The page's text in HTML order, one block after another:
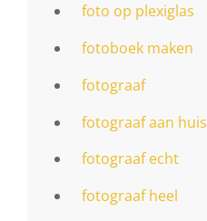
foto op plexiglas
fotoboek maken
fotograaf
fotograaf aan huis
fotograaf echt
fotograaf heel